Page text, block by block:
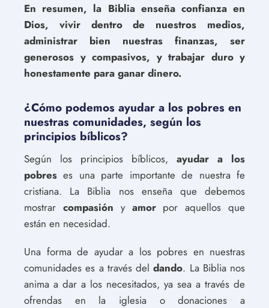
En resumen, la Biblia enseña confianza en
Dios, vivir dentro de nuestros medios,
administrar bien nuestras finanzas, ser
generosos y compasivos, y trabajar duro y
honestamente para ganar dinero.
¿Cómo podemos ayudar a los pobres en
nuestras comunidades, según los
principios bíblicos?
Según los principios bíblicos, ayudar a los
pobres es una parte importante de nuestra fe
cristiana. La Biblia nos enseña que debemos
mostrar compasión y amorpor aquellos que
están en necesidad.
Una forma de ayudar a los pobres en nuestras
comunidades es a través deldando. La Biblia nos
anima a dar a los necesitados, ya sea a través de
ofrendas en la iglesia o donaciones a